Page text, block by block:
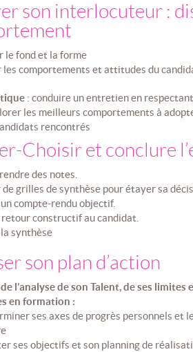
son interlocuteur :
le fond et la forme
les comportements et attitudes du
: conduire un entretien en
les meilleurs comportements à
rencontrés
Choisir et conclure
des notes.
de grilles de synthèse pour étayer sa
compte-rendu objectif.
retour constructif au candidat.
synthèse
son plan d’action
l’analyse de son Talent, de ses limites
en formation :
ses axes de progrès personnels et
ses objectifs et son planning de